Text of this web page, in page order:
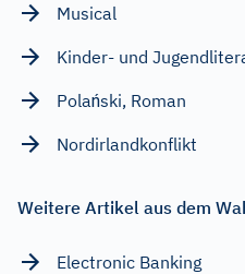
Musical
Kinder- und
Polański, Roman
Nordirlandkonflikt
Weitere Artikel aus dem
Electronic Banking